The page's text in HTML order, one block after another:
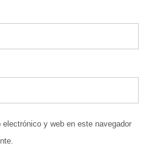
electrónico y web en este navegador